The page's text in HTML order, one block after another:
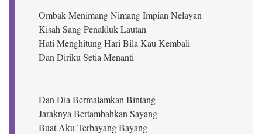
Ombak Menimang Nimang Impian Nelayan
Kisah Sang Penakluk Lautan
Hati Menghitung Hari Bila Kau Kembali
Dan Diriku Setia Menanti
Dan Dia Bermalamkan Bintang
Jaraknya Bertambahkan Sayang
Buat Aku Terbayang Bayang